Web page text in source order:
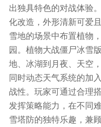
出独具特色的对战体验
化改造，外形清新可爱
雪地的场景中布置植物
园。植物大战僵尸冰雪
地、冰湖到月夜、天空
同时动态天气系统的加
战性。玩家可通过合理
发挥策略能力，在不同
雪塔防的独特乐趣，兼